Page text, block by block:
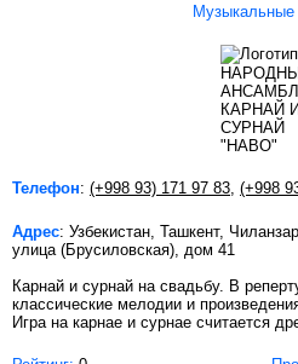
Музыкальные
Телефон: (+998 93) 171 97 83 (+998
Адрес: Узбекистан, Ташкент,
улица (Брусиловская), дом 41
Карнай и сурнай на свадьбу. В
классические мелодии и
Игра на карнае и сурнае считается